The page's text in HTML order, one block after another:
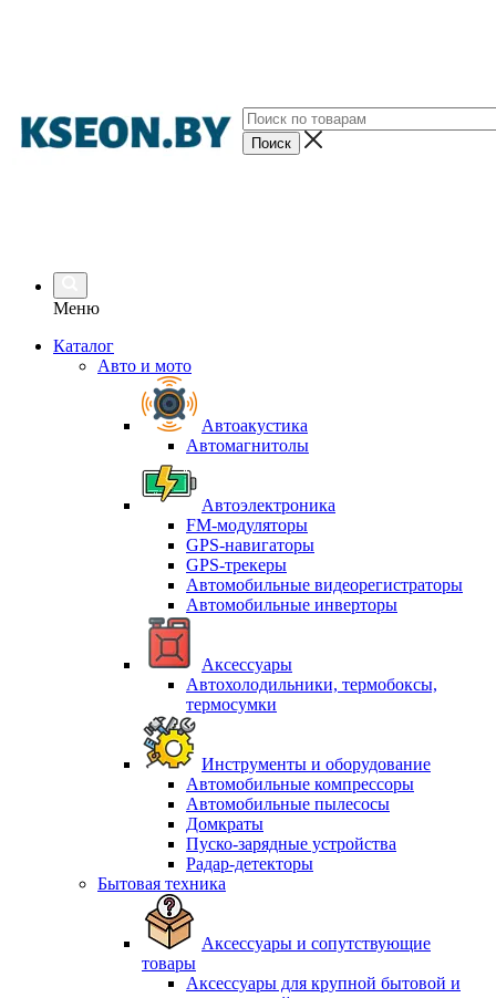
Меню
Каталог
Авто и мото
Автоакустика
Автомагнитолы
Автоэлектроника
FM-модуляторы
GPS-навигаторы
GPS-трекеры
Автомобильные видеорегистраторы
Автомобильные инверторы
Аксессуары
Автохолодильники, термобоксы,
термосумки
Инструменты и оборудование
Автомобильные компрессоры
Автомобильные пылесосы
Домкраты
Пуско-зарядные устройства
Радар-детекторы
Бытовая техника
Аксессуары и сопутствующие
товары
Аксессуары для крупной бытовой и